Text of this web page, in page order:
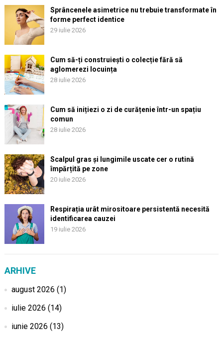
Sprâncenele asimetrice nu trebuie transformate în
forme perfect identice
29 iulie 2026
Cum să-ți construiești o colecție fără să
aglomerezi locuința
28 iulie 2026
Cum să inițiezi o zi de curățenie într-un spațiu
comun
28 iulie 2026
Scalpul gras și lungimile uscate cer o rutină
împărțită pe zone
20 iulie 2026
Respirația urât mirositoare persistentă necesită
identificarea cauzei
19 iulie 2026
ARHIVE
august 2026 (1)
iulie 2026 (14)
iunie 2026 (13)